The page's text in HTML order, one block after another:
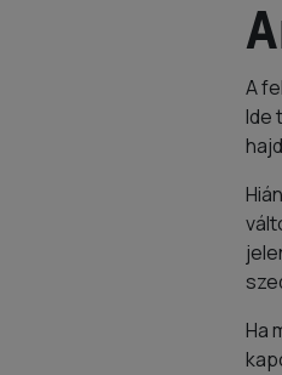
A
Ide
Ha